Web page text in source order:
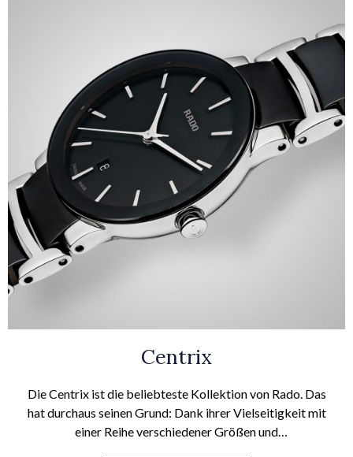
Centrix
Die Centrix ist die beliebteste Kollektion von Rado. Das
hat durchaus seinen Grund: Dank ihrer Vielseitigkeit mit
einer Reihe verschiedener Größen und